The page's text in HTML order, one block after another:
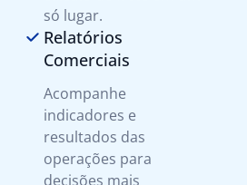
só lugar.
Relatórios
Comerciais
Acompanhe
indicadores e
resultados das
operações para
decisões mais